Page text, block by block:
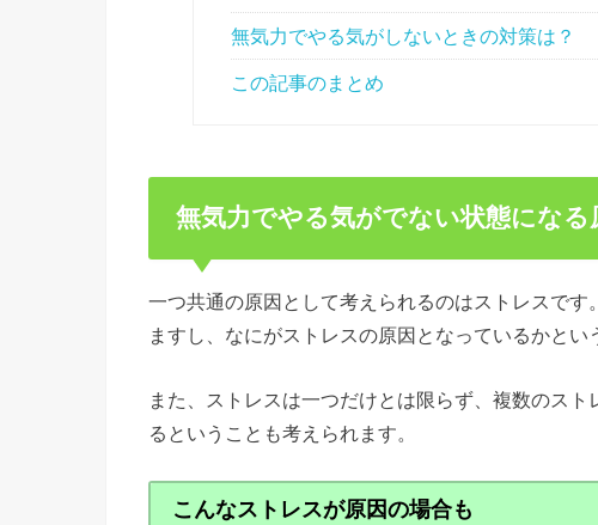
無気力でやる気がしないときの対策は？
この記事のまとめ
無気力でやる気がでない状態になる
一つ共通の原因として考えられるのはストレスで
ますし、なにがストレスの原因となっているかと
また、ストレスは一つだけとは限らず、複数のス
るということも考えられます。
こんなストレスが原因の場合も